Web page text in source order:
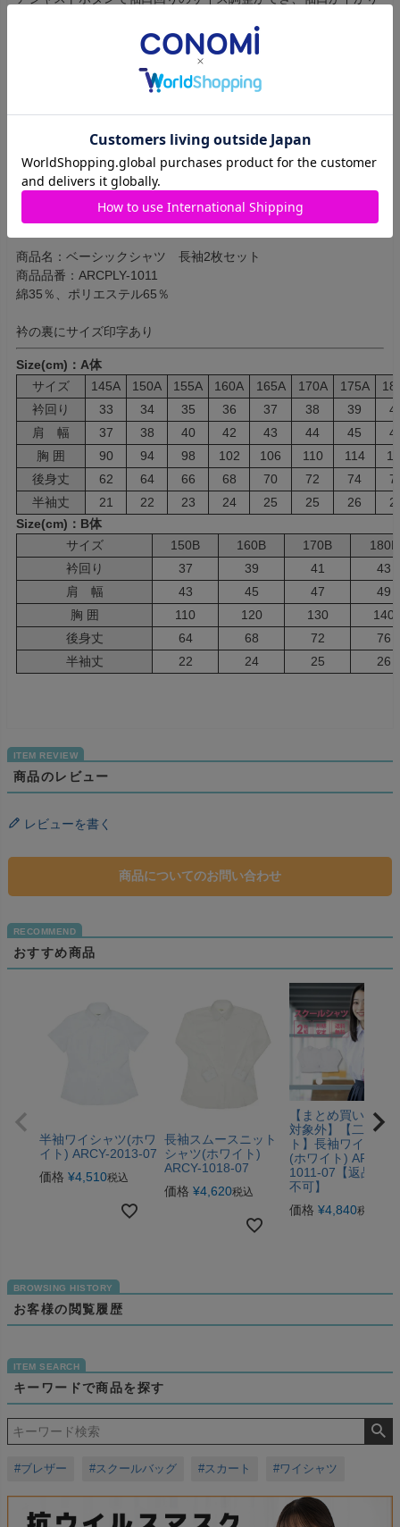
（調整用のボタンが2つついています）
ボタン付けは丈夫で美しいクロス掛け。
肩回りや腕の動きに圧迫感がなく、着替えや動作でキツくならな
身幅はすっきりとシェイプされながら、ゆとりのあるシルエット
にこだわりました。
Quality
商品名：ベーシックシャツ 長袖2枚セット
商品品番：ARCPLY-1011
綿35％、ポリエステル65％
衿の裏にサイズ印字あり
Size(cm)：A体
サイズ
145A 150A 155A 160A 165A 170A 175A
衿回り
33 34 35 36 37 38 39
肩 幅
37 38 40 42 43 44 45
胸 囲
90 94 98 102 106 110 114
後身丈
62 64 66 68 70 72 74
半袖丈
21 22 23 24 25 25 26
Size(cm)：B体
サイズ
150B 160B 170B
180B
衿回り
37 39 41
43
肩 幅
43 45 47
49
胸 囲
110 120 130
140
後身丈
64 68 72
76
半袖丈
22 24 25 26
商品のレビュー
レビューを書く
商品についてのお問い合わせ
おすすめ商品
半袖ワイシャツ(ホワ
イト) ARCY-2013-07
価格 ¥4,510税込
長袖スムースニット
シャツ(ホワイト)
ARCY-1018-07
価格 ¥4,620税込
【まとめ買いSALE
対象外】【二枚セ
ト】長袖ワイシャ
(ホワイト)
1011-07【返品交換
不可】
価格 ¥4,840税込
お客様の閲覧履歴
キーワードで商品を探す
#ブレザー #スクールバッグ #スカート #ワイシャツ